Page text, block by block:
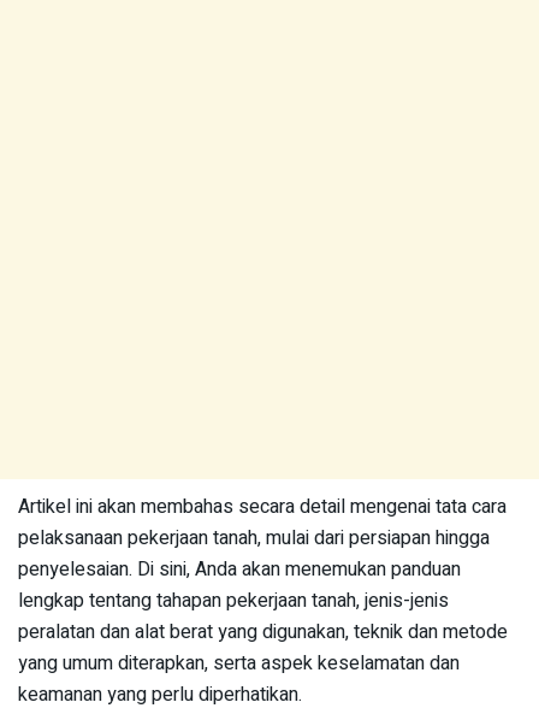
Artikel ini akan membahas secara detail mengenai tata cara
pelaksanaan pekerjaan tanah, mulai dari persiapan hingga
penyelesaian. Di sini, Anda akan menemukan panduan
lengkap tentang tahapan pekerjaan tanah, jenis-jenis
peralatan dan alat berat yang digunakan, teknik dan metode
yang umum diterapkan, serta aspek keselamatan dan
keamanan yang perlu diperhatikan.